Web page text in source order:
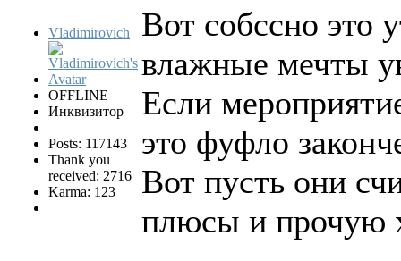
Vladimirovich
OFFLINE
Инквизитор
Posts: 117143
Thank you
received: 2716
Karma: 123
Вот собссно это
влажные мечты
Если
это фуфло
Вот пусть они
плюсы и прочую